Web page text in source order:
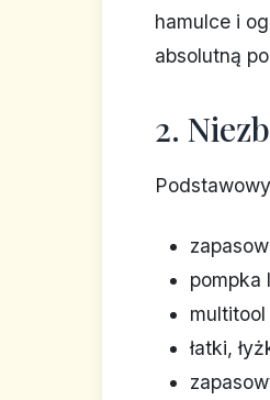
hamulce i
absolutną
2.
pompka
łatki,